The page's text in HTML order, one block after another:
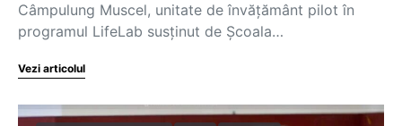
Câmpulung Muscel, unitate de învățământ pilot în
programul LifeLab susținut de Școala…
Vezi articolul